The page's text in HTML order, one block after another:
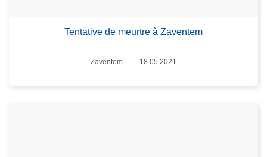
Tentative de meurtre à Zaventem
Lieux
Zaventem
18.05.2021